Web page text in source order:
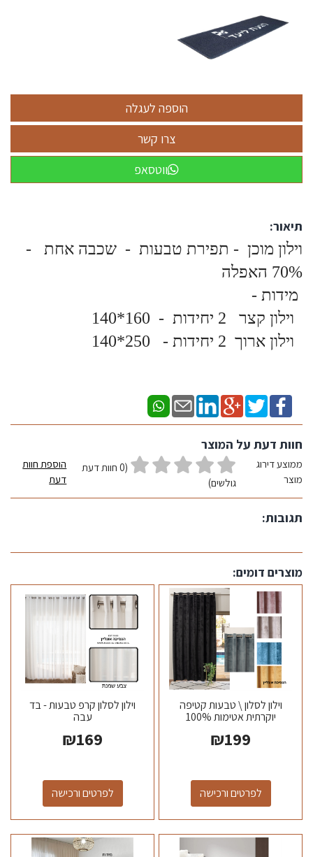
ווטסאפ
תיאור:
וילון מוכן - תפירת טבעות - שכבה אחת -
70% האפלה
מידות -
וילון קצר 2 יחידות - 160*140
וילון ארוך 2 יחידות - 250*140
חוות דעת על המוצר
ממוצע דירוג
מוצר
(0 חוות דעת
גולשים)
הוספת חוות
דעת
תגובות:
מוצרים דומים:
וילון לסלון \ טבעות קטיפה
יוקרתית אטימות 100%
₪199
לפרטים ורכישה
וילון לסלון קרפ טבעות - בד
עבה
₪169
לפרטים ורכישה